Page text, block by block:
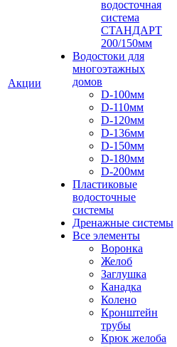
Акции
водосточная
система
СТАНДАРТ
200/150мм
Водостоки для
многоэтажных
домов
D-100мм
D-110мм
D-120мм
D-136мм
D-150мм
D-180мм
D-200мм
Пластиковые
водосточные
системы
Дренажные системы
Все элементы
Воронка
Желоб
Заглушка
Канадка
Колено
Кронштейн
трубы
Крюк желоба